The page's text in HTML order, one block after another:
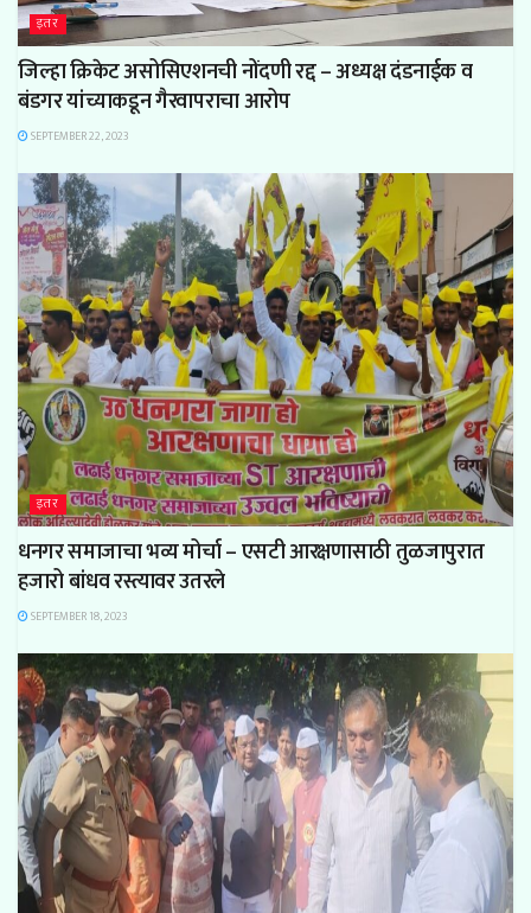
इतर
जिल्हा क्रिकेट असोसिएशनची नोंदणी रद्द – अध्यक्ष दंडनाईक व
बंडगर यांच्याकडून गैरवापराचा आरोप
SEPTEMBER 22, 2023
इतर
धनगर समाजाचा भव्य मोर्चा – एसटी आरक्षणासाठी तुळजापुरात
हजारो बांधव रस्त्यावर उतरले
SEPTEMBER 18, 2023